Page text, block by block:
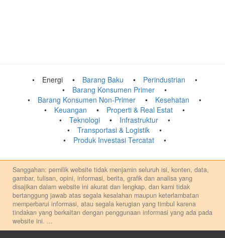
Energi Barang Baku
Perindustrian
Barang Konsumen Primer
Barang Konsumen Non-Primer
Kesehatan
Keuangan
Properti & Real Estat
Teknologi
Infrastruktur
Transportasi & Logistik
Produk Investasi Tercatat
Sanggahan: pemilik website tidak menjamin seluruh isi, konten, data,
gambar, tulisan, opini, informasi, berita, grafik dan analisa yang
disajikan dalam website ini akurat dan lengkap, dan kami tidak
bertanggung jawab atas segala kesalahan maupun keterlambatan
memperbarui informasi, atau segala kerugian yang timbul karena
tindakan yang berkaitan dengan penggunaan informasi yang ada pada
website ini. ...